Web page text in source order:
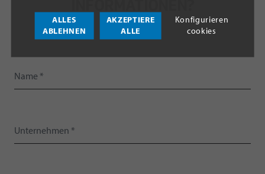
ALLES
ABLEHNEN
AKZEPTIERE
ALLE
Konfigurieren
cookies